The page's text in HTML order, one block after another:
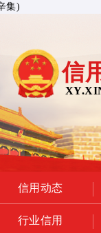
集)
信
信用动态
行业信用